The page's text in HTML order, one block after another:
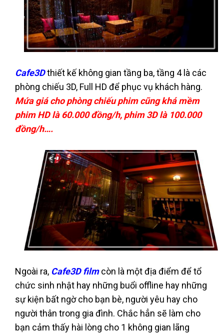
Cafe3Dthiết kế không gian tầng ba, tầng 4 là các
phòng chiếu 3D, Full HD để phục vụ khách hàng.
Mứa giá cho phòng chiếu phim cũng khá mềm
phim HD là 60.000 đồng/h, phim 3D là 100.000
đồng/h….
Ngoài ra, Cafe3D filmcòn là một địa điểm để tổ
chức sinh nhật hay những buổi offline hay những
sự kiện bất ngờ cho bạn bè, người yêu hay cho
người thân trong gia đình. Chắc hẳn sẽ làm cho
bạn cảm thấy hài lòng cho 1 không gian lãng